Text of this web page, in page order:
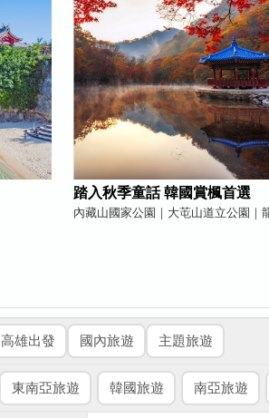
踏入秋季童話 韓國賞楓首選
內藏山國家公園｜大芚山道立公園｜
高雄出發 國內旅遊 主題旅遊
東南亞旅遊 韓國旅遊 南亞旅遊